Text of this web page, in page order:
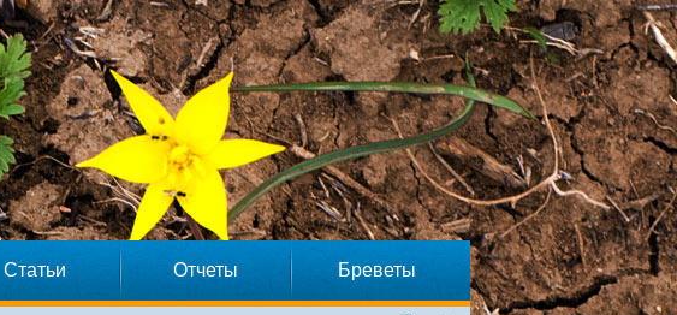
Статьи Отчеты Бреветы